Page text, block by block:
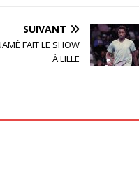
SUIVANT
FAIT LE SHOW
À LILLE